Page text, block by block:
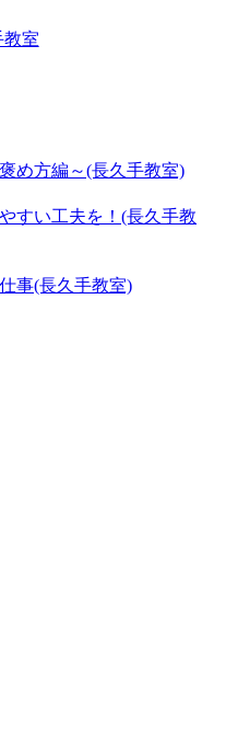
教室
め方編～(長久手教室)
すい工夫を！(長久手教
事(長久手教室)